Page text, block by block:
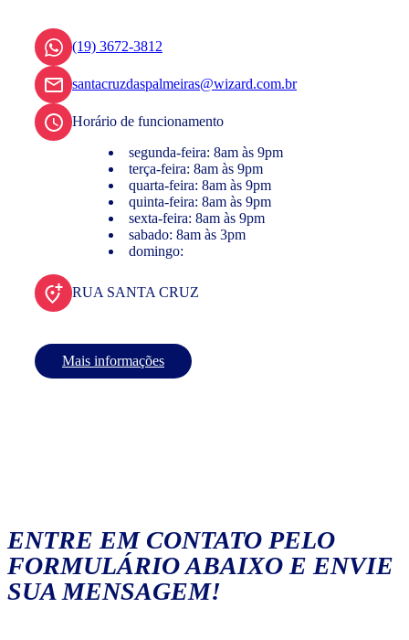
(19) 3672-3812
santacruzdaspalmeiras@wizard.com.br
Horário de funcionamento
segunda-feira: 8am às 9pm
terça-feira: 8am às 9pm
quarta-feira: 8am às 9pm
quinta-feira: 8am às 9pm
sexta-feira: 8am às 9pm
sabado: 8am às 3pm
domingo:
RUA SANTA CRUZ
Mais informações
ENTRE EM CONTATO PELO
FORMULÁRIO ABAIXO E ENVIE
SUA MENSAGEM!